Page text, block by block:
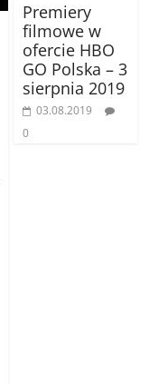
Premiery
filmowe w
ofercie HBO
GO Polska – 3
sierpnia 2019
03.08.2019
0